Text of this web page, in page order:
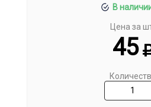
В
Цена за
45